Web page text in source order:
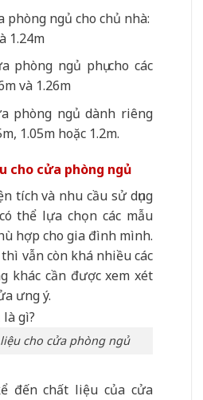
phòng ngủ cho chủ nhà:
1.24m
phòng ngủ phụ cho các
và 1.26m
phòng ngủ dành riêng
1.05m hoặc 1.2m.
cho cửa phòng ngủ
tích và nhu cầu sử dụng
thể lựa chọn các mẫu
hợp cho gia đình mình.
vẫn còn khá nhiều các
khác cần được xem xét
ưng ý.
cho cửa phòng ngủ
đến chất liệu của cửa